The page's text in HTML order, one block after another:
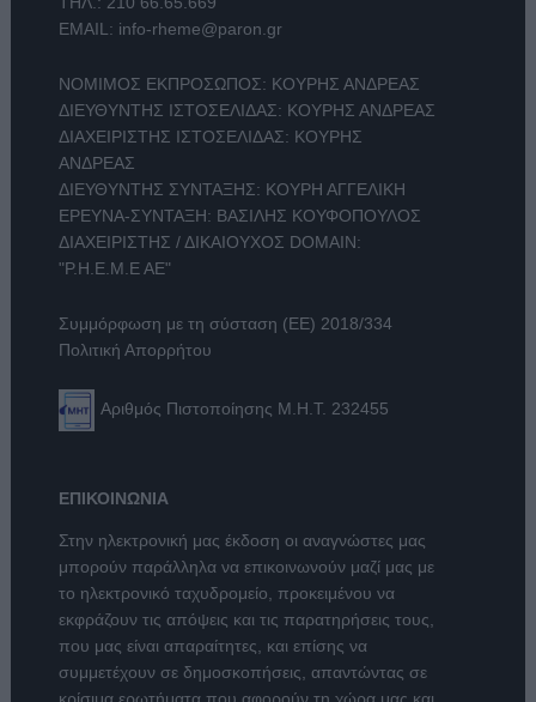
EMAIL: info-rheme@paron.gr
ΝΟΜΙΜΟΣ ΕΚΠΡΟΣΩΠΟΣ: ΚΟΥΡΗΣ ΑΝΔΡΕΑΣ
ΔΙΕΥΘΥΝΤΗΣ ΙΣΤΟΣΕΛΙΔΑΣ: ΚΟΥΡΗΣ ΑΝΔΡΕΑΣ
ΔΙΑΧΕΙΡΙΣΤΗΣ ΙΣΤΟΣΕΛΙΔΑΣ: ΚΟΥΡΗΣ
ΑΝΔΡΕΑΣ
ΔΙΕΥΘΥΝΤΗΣ ΣΥΝΤΑΞΗΣ: ΚΟΥΡΗ ΑΓΓΕΛΙΚΗ
ΕΡΕΥΝΑ-ΣΥΝΤΑΞΗ: ΒΑΣΙΛΗΣ ΚΟΥΦΟΠΟΥΛΟΣ
ΔΙΑΧΕΙΡΙΣΤΗΣ / ΔΙΚΑΙΟΥΧΟΣ DOMAIN:
"Ρ.Η.Ε.Μ.Ε ΑΕ"
Συμμόρφωση με τη σύσταση (ΕΕ) 2018/334
Πολιτική Απορρήτου
Αριθμός Πιστοποίησης Μ.Η.Τ. 232455
ΕΠΙΚΟΙΝΩΝΙΑ
Στην ηλεκτρονική μας έκδοση οι αναγνώστες μας
μπορούν παράλληλα να επικοινωνούν μαζί μας με
το ηλεκτρονικό ταχυδρομείο, προκειμένου να
εκφράζουν τις απόψεις και τις παρατηρήσεις τους,
που μας είναι απαραίτητες, και επίσης να
συμμετέχουν σε δημοσκοπήσεις, απαντώντας σε